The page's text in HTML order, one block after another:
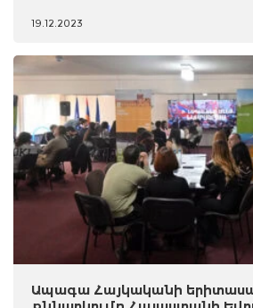
19.12.2023
Ապագա Հայկականի